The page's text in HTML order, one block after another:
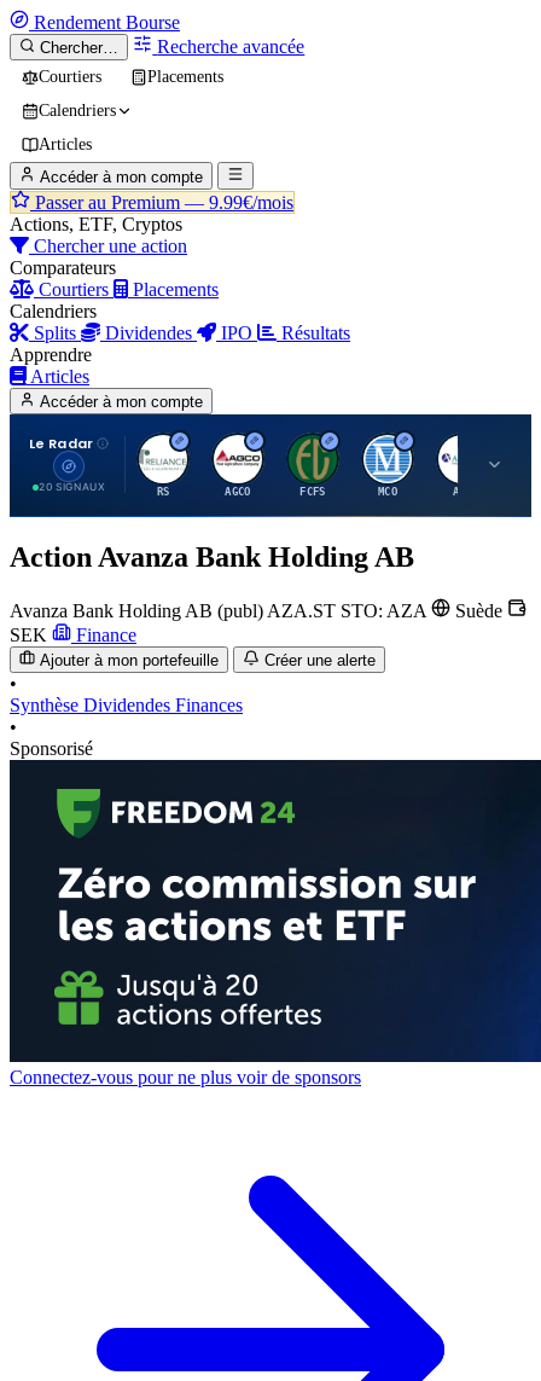
Rendement Bourse
Chercher… Recherche avancée
Courtiers
Placements
Calendriers
Articles
Accéder à mon compte
Passer au Premium — 9.99€/mois
Actions, ETF, Cryptos
Chercher une action
Comparateurs
Courtiers
Placements
Calendriers
Splits
Dividendes IPO
Résultats
Apprendre
Articles
Accéder à mon compte
Le Radar
20 SIGNAUX
R
RS
A
AGCO
F
FCFS
M
MCO
A
AIT
Action Avanza Bank Holding AB
Avanza Bank Holding AB (publ) AZA.ST STO: AZA
Suède
SEK
Finance
Ajouter à mon portefeuille Créer une alerte
•
Synthèse Dividendes Finances
•
Sponsorisé
Connectez-vous pour ne plus voir de sponsors